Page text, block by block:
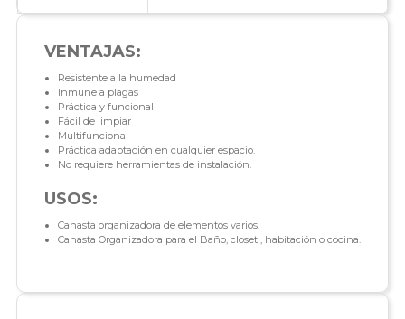
VENTAJAS:
Resistente a la humedad
Inmune a plagas
Práctica y funcional
Fácil de limpiar
Multifuncional
Práctica adaptación en cualquier espacio.
No requiere herramientas de instalación.
USOS:
Canasta organizadora de elementos varios.
Canasta Organizadora para el Baño, closet , habitación o cocina.